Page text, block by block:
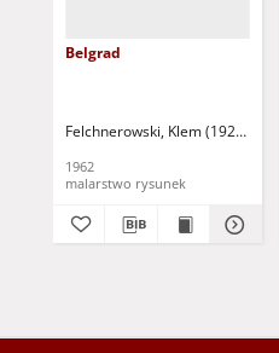
Belgrad
Felchnerowski, Klem (1928-1980)
1962
malarstwo rysunek